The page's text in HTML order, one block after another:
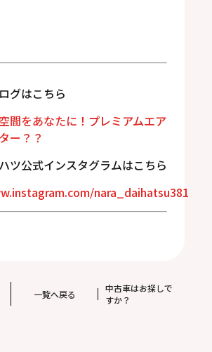
グはこちら
間をあなたに！プレミアムエア
ー？？
ツ公式インスタグラムはこちら
nara_daihatsu381
一覧へ戻る
中古車はお探しで
すか？